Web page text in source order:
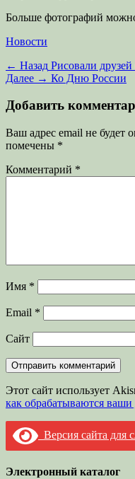
Больше фотографий
Категории
Новости
Навигация
по
записям
← Назад Предыдущая
запись:
Рисовали друзей
Далее → Следующая
Ко Дню России
Добавить
Ваш адрес email не будет
помечены *
Комментарий *
Имя *
Email *
Сайт
Этот сайт использует
как обрабатываются
Версия сайта для
Электронный каталог